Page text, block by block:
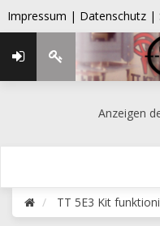
Impressum | Datenschutz |
Anzeigen
TT 5E3 Kit